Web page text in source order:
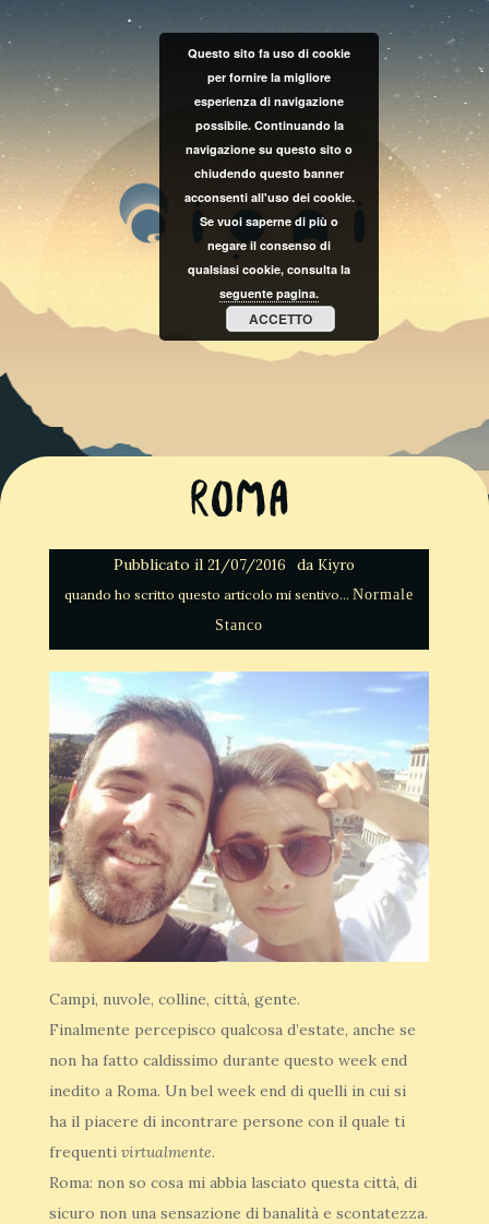
Roma
Pubblicato il 21/07/2016 da Kiyro
Normale
Stanco
Campi, nuvole, colline, città, gente.
Finalmente percepisco qualcosa d’estate, anche se
non ha fatto caldissimo durante questo week end
inedito a Roma. Un bel week end di quelli in cui si
ha il piacere di incontrare persone con il quale ti
frequenti virtualmente.
Roma: non so cosa mi abbia lasciato questa città, di
sicuro non una sensazione di banalità e scontatezza.
Questo sito fa uso di cookie
per fornire la migliore
esperienza di navigazione
possibile. Continuando la
navigazione su questo sito o
chiudendo questo banner
acconsenti all'uso dei cookie.
Se vuoi saperne di più o
negare il consenso di
qualsiasi cookie, consulta la
seguente pagina.
ACCETTO